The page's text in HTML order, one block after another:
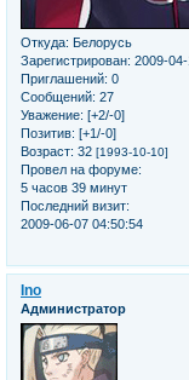
Откуда: Белорусь
Зарегистрирован: 2009-
Приглашений: 0
Сообщений: 27
Уважение: [+2/-0]
Позитив: [+1/-0]
Возраст: 32 [1993-10-10]
Провел на форуме:
5 часов 39 минут
Последний визит:
2009-06-07 04:50:54
Ino
Администратор